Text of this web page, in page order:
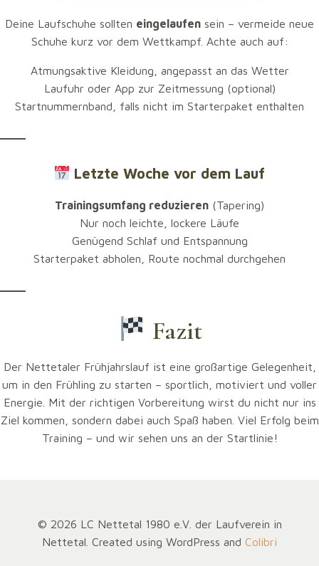
neue Schuhe kurz vor dem Wettkampf. Achte auch auf:
Atmungsaktive Kleidung, angepasst an das Wetter
Laufuhr oder App zur Zeitmessung (optional)
enthalten
Letzte Woche vor dem Lauf
Fazit
Deine Laufschuhe sollten eingelaufen sein – vermeide neue
Schuhe kurz vor dem Wettkampf. Achte auch auf:
Atmungsaktive Kleidung, angepasst an das Wetter
Laufuhr oder App zur Zeitmessung (optional)
Startnummernband, falls nicht im Starterpaket enthalten
Letzte Woche vor dem Lauf
Trainingsumfang reduzieren (Tapering)
Nur noch leichte, lockere Läufe
Genügend Schlaf und Entspannung
Starterpaket abholen, Route nochmal durchgehen
Fazit
Der Nettetaler Frühjahrslauf ist eine großartige Gelegenheit,
um in den Frühling zu starten – sportlich, motiviert und voller
Energie. Mit der richtigen Vorbereitung wirst du nicht nur ins
Ziel kommen, sondern dabei auch Spaß haben. Viel Erfolg beim
Training – und wir sehen uns an der Startlinie!
© 2026 LC Nettetal 1980 e.V. der Laufverein in
Nettetal. Created using WordPress and Colibri